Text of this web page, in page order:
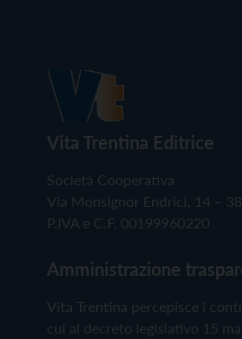
Vita Trentina Editrice
Società Cooperativa
Via Monsignor Endrici, 14 –
P.IVA e C.F. 00199960220
Amministrazione
Vita Trentina percepisce i
cui al decreto legislativo 15